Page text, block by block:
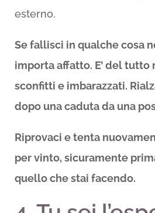
esterno.
Se fallisci in qualche cosa
importa affatto. E’ del tutto
sconfitti e imbarazzati.
dopo una caduta da una
Riprovaci e tenta
per vinto, sicuramente
quello che stai facendo.